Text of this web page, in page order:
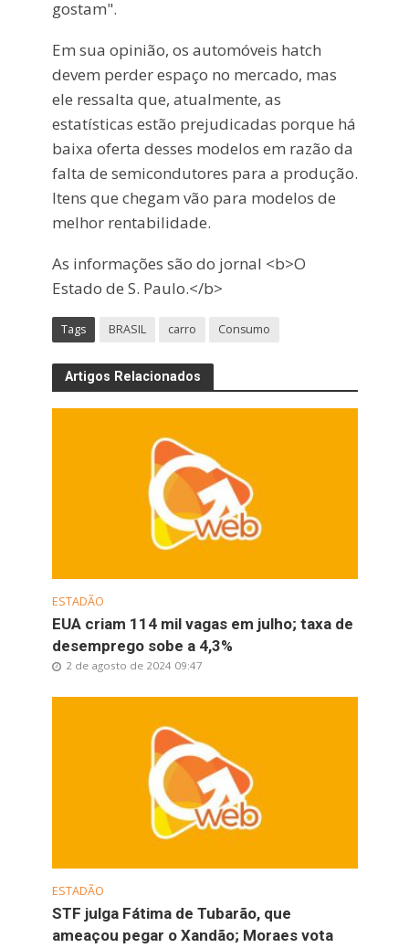
gostam".
Em sua opinião, os automóveis hatch
devem perder espaço no mercado, mas
ele ressalta que, atualmente, as
estatísticas estão prejudicadas porque há
baixa oferta desses modelos em razão da
falta de semicondutores para a produção.
Itens que chegam vão para modelos de
melhor rentabilidade.
As informações são do jornal <b>O
Estado de S. Paulo.</b>
Tags BRASIL carro Consumo
Artigos Relacionados
ESTADÃO
EUA criam 114 mil vagas em julho; taxa de
desemprego sobe a 4,3%
2 de agosto de 2024 09:47
ESTADÃO
STF julga Fátima de Tubarão, que
ameaçou pegar o Xandão; Moraes vota